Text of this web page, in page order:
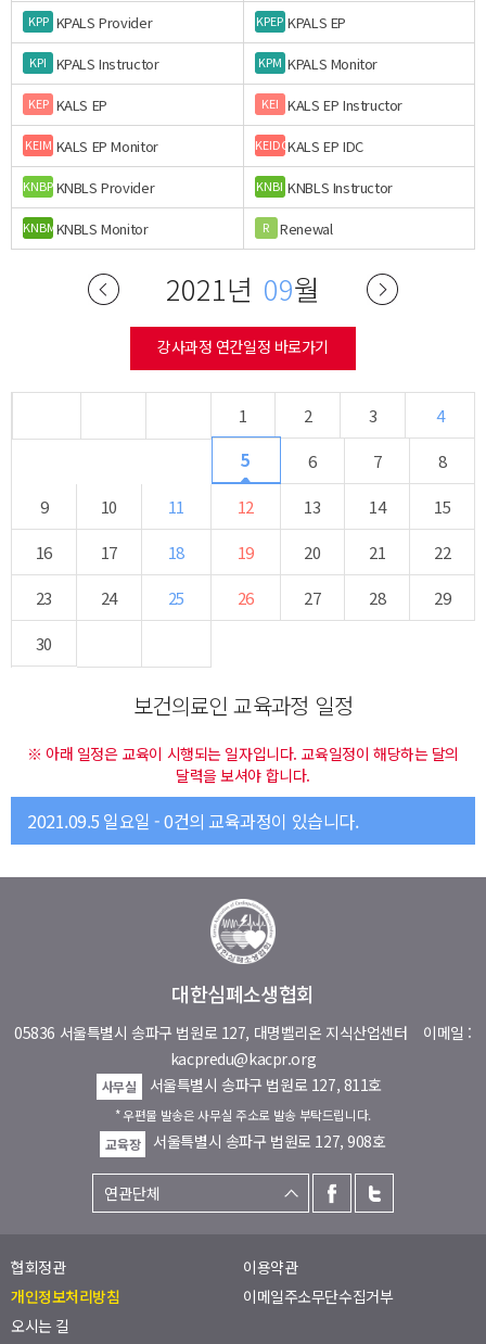
KPP KPALS Provider KPEP KPALS EP
KPI KPALS Instructor KPM KPALS Monitor
KEP KALS EP KEI KALS EP Instructor
KEIM KALS EP Monitor KEIDCKALS EP IDC
KNBPKNBLS Provider KNBI KNBLS Instructor
KNBMKNBLS Monitor R Renewal
2021년 09월
강사과정 연간일정 바로가기
1 2 3
4
5
6 7
8
9
10 11 12 13 14
15
16
17 18 19 20 21
22
23
24 25 26 27 28
29
30
보건의료인 교육과정 일정
※ 아래 일정은 교육이 시행되는 일자입니다. 교육일정이 해당하는 달의
달력을 보셔야 합니다.
2021.09.5 일요일 - 0건의 교육과정이 있습니다.
대한심폐소생협회
05836 서울특별시 송파구 법원로 127, 대명벨리온 지식산업센터 이메일 :
kacpredu@kacpr.org
사무실 서울특별시 송파구 법원로 127, 811호
* 우편물 발송은 사무실 주소로 발송 부탁드립니다.
교육장
서울특별시 송파구 법원로 127, 908호
협회정관
이용약관
개인정보처리방침
이메일주소무단수집거부
오시는 길